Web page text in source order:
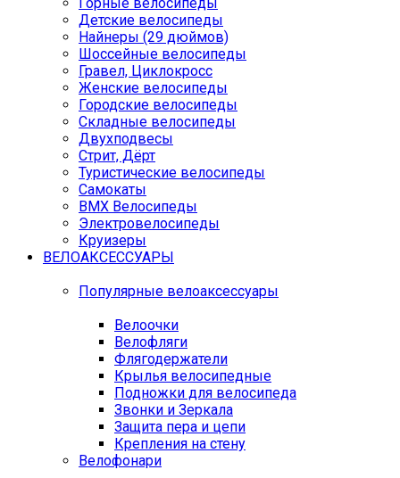
Детские велосипеды
Найнеры (29 дюймов)
Шоссейные велосипеды
Гравел, Циклокросс
Женские велосипеды
Городcкие велосипеды
Складные велосипеды
Двухподвесы
Стрит, Дёрт
Туристические велосипеды
Самокаты
BMX Велосипеды
Электровелосипеды
Круизеры
ВЕЛОАКСЕССУАРЫ
Популярные велоаксессуары
Велоочки
Велофляги
Флягодержатели
Крылья велосипедные
Подножки для велосипеда
Звонки и Зеркала
Защита пера и цепи
Крепления на стену
Велофонари